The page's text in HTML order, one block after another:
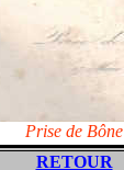
Prise de Bône
RETOUR